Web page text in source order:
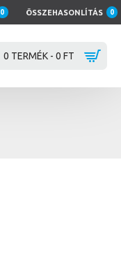
0 ÖSSZEHASONLÍTÁS 0
0 TERMÉK - 0 FT